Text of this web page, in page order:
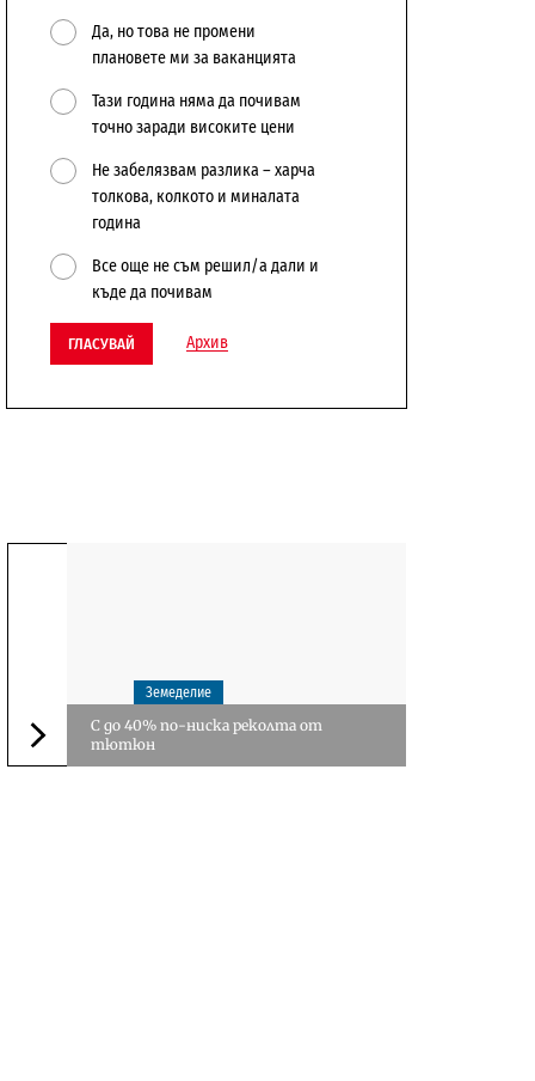
Да, но това не промени
плановете ми за ваканцията
Тази година няма да почивам
точно заради високите цени
Не забелязвам разлика – харча
толкова, колкото и миналата
година
Все още не съм решил/а дали и
къде да почивам
ГЛАСУВАЙ Архив
Следваща новина
Земеделие
С до 40% по-ниска реколта от
тютюн